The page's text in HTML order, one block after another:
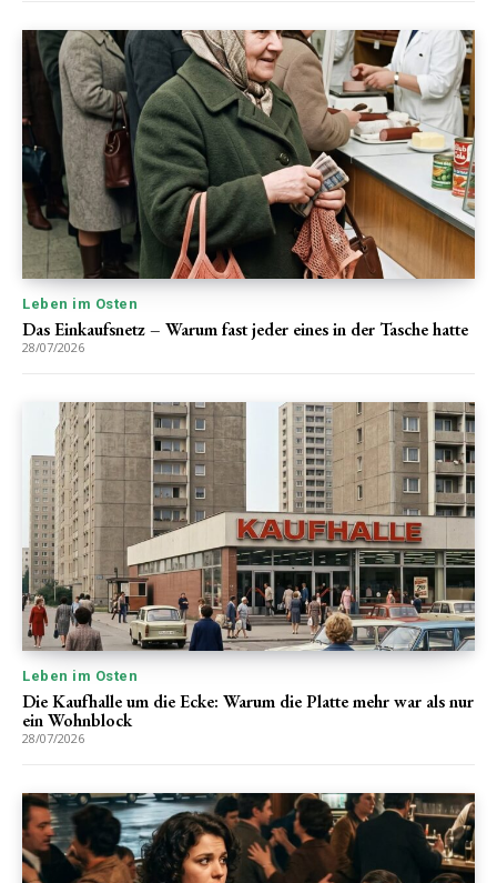
Leben im Osten
Das Einkaufsnetz – Warum fast jeder eines in der Tasche hatte
28/07/2026
Leben im Osten
Die Kaufhalle um die Ecke: Warum die Platte mehr war als nur
ein Wohnblock
28/07/2026